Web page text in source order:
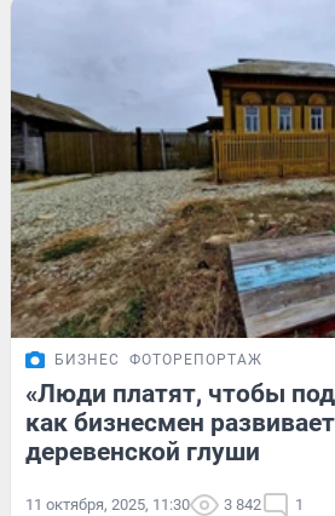
БИЗНЕС ФОТОРЕПОРТАЖ
«Люди платят, чтобы
как бизнесмен
деревенской глуши
11 октября, 2025, 11:30 3 842 1